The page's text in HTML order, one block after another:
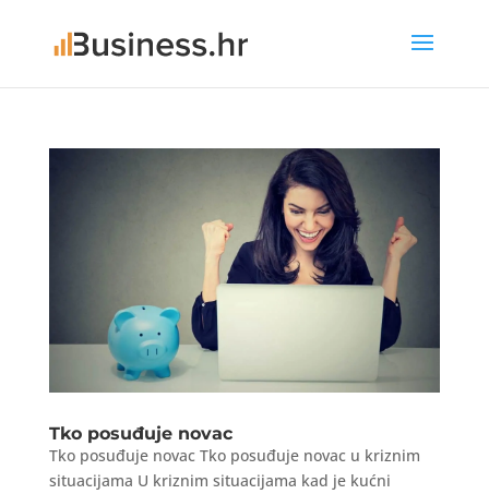
Tko posuđuje novac
Tko posuđuje novac Tko posuđuje novac u kriznim
situacijama U kriznim situacijama kad je kućni